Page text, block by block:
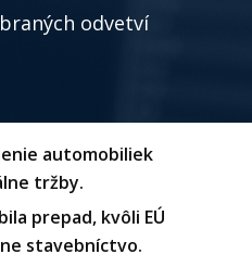
odvetví
automobiliek
tržby.
prepad, kvôli EÚ
stavebníctvo.